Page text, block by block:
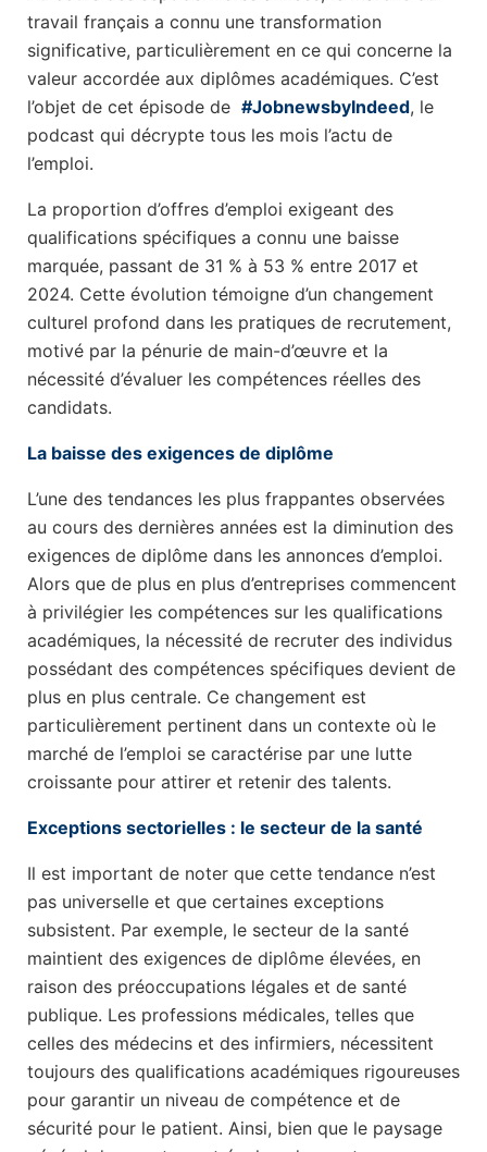
travail français a connu une transformation
significative, particulièrement en ce qui concerne la
valeur accordée aux diplômes académiques. C’est
l’objet de cet épisode de #JobnewsbyIndeed, le
podcast qui décrypte tous les mois l’actu de
l’emploi.
La proportion d’offres d’emploi exigeant des
qualifications spécifiques a connu une baisse
marquée, passant de 31 % à 53 % entre 2017 et
2024. Cette évolution témoigne d’un changement
culturel profond dans les pratiques de recrutement,
motivé par la pénurie de main-d’œuvre et la
nécessité d’évaluer les compétences réelles des
candidats.
La baisse des exigences de diplôme
L’une des tendances les plus frappantes observées
au cours des dernières années est la diminution des
exigences de diplôme dans les annonces d’emploi.
Alors que de plus en plus d’entreprises commencent
à privilégier les compétences sur les qualifications
académiques, la nécessité de recruter des individus
possédant des compétences spécifiques devient de
plus en plus centrale. Ce changement est
particulièrement pertinent dans un contexte où le
marché de l’emploi se caractérise par une lutte
croissante pour attirer et retenir des talents.
Exceptions sectorielles : le secteur de la santé
Il est important de noter que cette tendance n’est
pas universelle et que certaines exceptions
subsistent. Par exemple, le secteur de la santé
maintient des exigences de diplôme élevées, en
raison des préoccupations légales et de santé
publique. Les professions médicales, telles que
celles des médecins et des infirmiers, nécessitent
toujours des qualifications académiques rigoureuses
pour garantir un niveau de compétence et de
sécurité pour le patient. Ainsi, bien que le paysage